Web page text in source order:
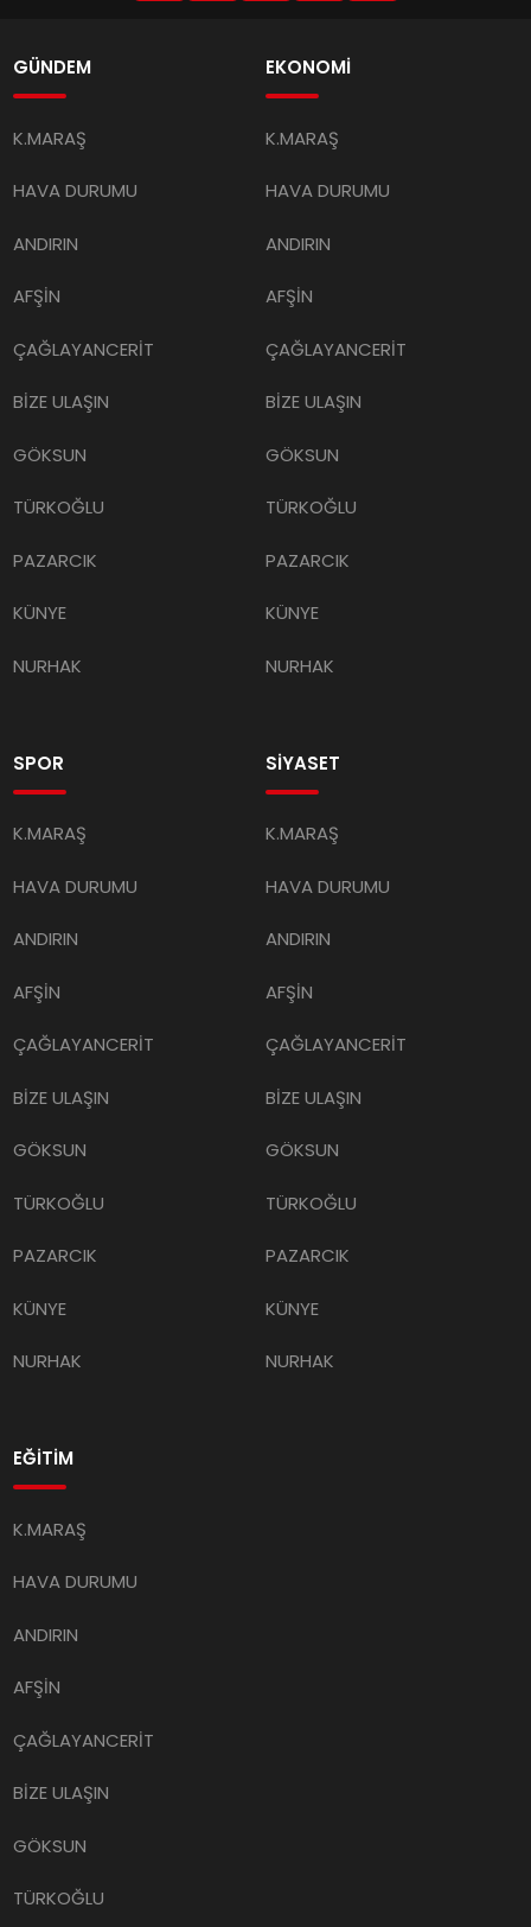
GÜNDEM
K.MARAŞ
HAVA DURUMU
ANDIRIN
AFŞİN
ÇAĞLAYANCERİT
BİZE ULAŞIN
GÖKSUN
TÜRKOĞLU
PAZARCIK
KÜNYE
NURHAK
EKONOMİ
K.MARAŞ
HAVA DURUMU
ANDIRIN
AFŞİN
ÇAĞLAYANCERİT
BİZE ULAŞIN
GÖKSUN
TÜRKOĞLU
PAZARCIK
KÜNYE
NURHAK
SPOR
K.MARAŞ
HAVA DURUMU
ANDIRIN
AFŞİN
ÇAĞLAYANCERİT
BİZE ULAŞIN
GÖKSUN
TÜRKOĞLU
PAZARCIK
KÜNYE
NURHAK
SİYASET
K.MARAŞ
HAVA DURUMU
ANDIRIN
AFŞİN
ÇAĞLAYANCERİT
BİZE ULAŞIN
GÖKSUN
TÜRKOĞLU
PAZARCIK
KÜNYE
NURHAK
EĞİTİM
K.MARAŞ
HAVA DURUMU
ANDIRIN
AFŞİN
ÇAĞLAYANCERİT
BİZE ULAŞIN
GÖKSUN
TÜRKOĞLU